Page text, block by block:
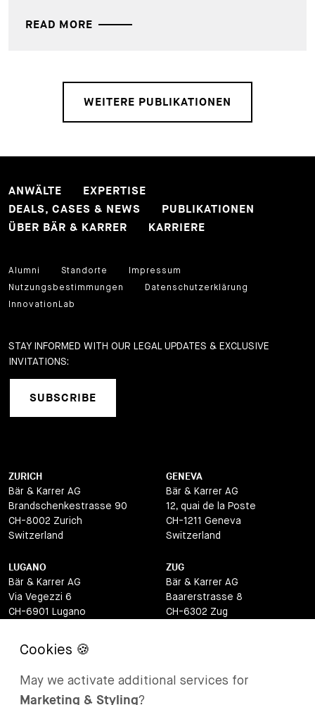
READ MORE
WEITERE PUBLIKATIONEN
ANWÄLTE
EXPERTISE
DEALS, CASES & NEWS
PUBLIKATIONEN
ÜBER BÄR & KARRER
KARRIERE
Alumni Standorte
Impressum
Nutzungsbestimmungen
Datenschutzerklärung
InnovationLab
STAY INFORMED WITH OUR LEGAL UPDATES & EXCLUSIVE
INVITATIONS:
SUBSCRIBE
ZURICH
Bär & Karrer AG
Brandschenkestrasse 90
CH-8002 Zurich
Switzerland
GENEVA
Bär & Karrer AG
12, quai de la Poste
CH-1211 Geneva
Switzerland
LUGANO
Bär & Karrer AG
Via Vegezzi 6
CH-6901 Lugano
ZUG
Bär & Karrer AG
Baarerstrasse 8
CH-6302 Zug
BASEL
Lange Gasse 47
CH-4052 Basel
Via Maistra 2
May we activate additional services for
Marketing & Styling?